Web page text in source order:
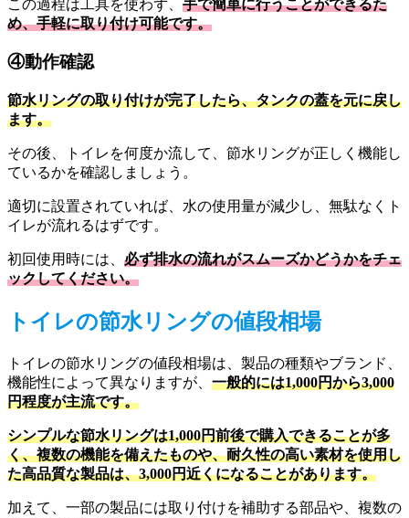
この過程は工具を使わず、 手で簡単に行うことができるた
め、手軽に取り付け可能です。
④動作確認
節水リングの取り付けが完了したら、タンクの蓋を元に戻し
ます。
その後、トイレを何度か流して、節水リングが正しく機能し
ているかを確認しましょう。
適切に設置されていれば、水の使用量が減少し、無駄なくト
イレが流れるはずです。
初回使用時には、 必ず排水の流れがスムーズかどうかをチェ
ックしてください。
トイレの節水リングの値段相場
トイレの節水リングの値段相場は、製品の種類やブランド、
機能性によって異なりますが、 一般的には1,000円から3,000
円程度が主流です。
シンプルな節水リングは1,000円前後で購入できることが多
く、複数の機能を備えたものや、耐久性の高い素材を使用し
た高品質な製品は、3,000円近くになることがあります。
加えて、一部の製品には取り付けを補助する部品や、複数の